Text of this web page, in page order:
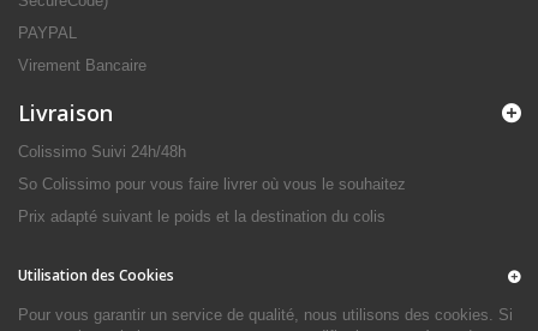
PAYPAL
Virement Bancaire
Livraison
Colissimo Suivi 24h/48h
So Colissimo pour vous faire livrer où vous le souhaitez
Prix adapté suivant le poids et la destination du colis
Utilisation des Cookies
Pour vous garantir un service de qualité, nous utilisons des cookies. Si